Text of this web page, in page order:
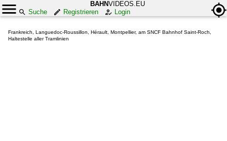
BAHNVIDEOS.EU
Suche
Registrieren Login
Frankreich, Languedoc-Roussillon, Hérault, Montpellier, am SNCF Bahnhof Saint-Roch,
Haltestelle aller Tramlinien